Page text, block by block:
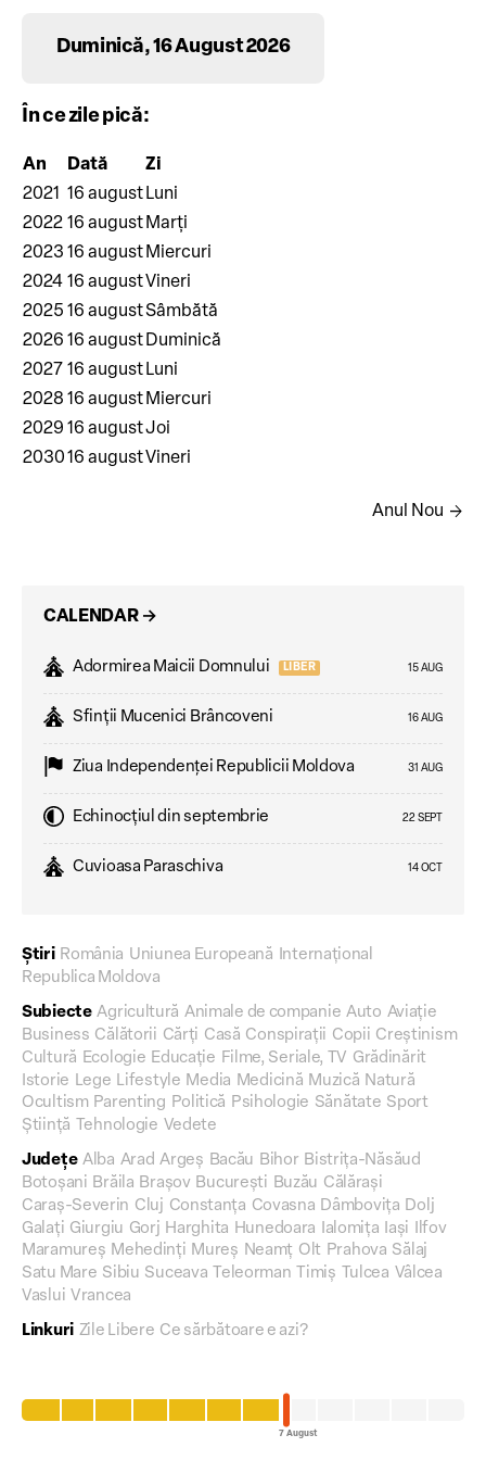
Duminică, 16 August 2026
În ce zile pică:
An Dată
Zi
2021 16 august Luni
2022 16 august Marți
2023 16 august Miercuri
2024 16 august Vineri
2025 16 augustSâmbătă
2026 16 august Duminică
2027 16 august Luni
2028 16 august Miercuri
2029 16 augustJoi
203016 august Vineri
Anul Nou arrow_forward
CALENDAR →
Adormirea Maicii Domnului LIBER 15 AUG
Sfinții Mucenici Brâncoveni 16 AUG
Ziua Independenţei Republicii Moldova 31 AUG
Echinocțiul din septembrie 22 SEPT
Cuvioasa Paraschiva 14 OCT
Știri România Uniunea Europeană Internațional
Republica Moldova
Subiecte Agricultură Animale de companie Auto Aviație
Business Călătorii Cărți Casă Conspirații Copii Creștinism
Cultură Ecologie Educație Filme, Seriale, TV Grădinărit
Istorie Lege Lifestyle Media Medicină Muzică Natură
Ocultism Parenting Politică Psihologie Sănătate Sport
Știință Tehnologie Vedete
Județe Alba Arad Argeș Bacău Bihor Bistrița-Năsăud
Botoșani Brăila Brașov București Buzău Călărași
Caraș-Severin Cluj Constanța Covasna Dâmbovița Dolj
Galați Giurgiu Gorj Harghita Hunedoara Ialomița Iași
Ilfov
Maramureș Mehedinți Mureș Neamț Olt Prahova Sălaj
Satu Mare Sibiu Suceava Teleorman Timiș Tulcea Vâlcea
Vaslui Vrancea
Linkuri Zile Libere Ce sărbătoare e azi?